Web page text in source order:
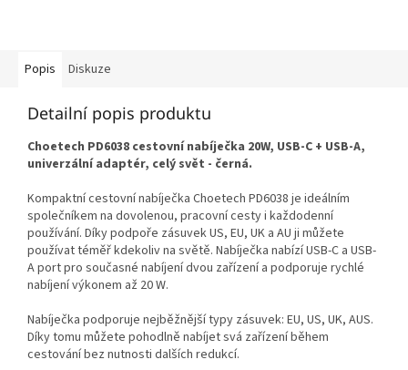
Popis Diskuze
Detailní popis produktu
Choetech PD6038 cestovní nabíječka 20W, USB-C + USB-A,
univerzální adaptér, celý svět - černá.
Kompaktní cestovní nabíječka Choetech PD6038 je ideálním
společníkem na dovolenou, pracovní cesty i každodenní
používání. Díky podpoře zásuvek US, EU, UK a AU ji můžete
používat téměř kdekoliv na světě. Nabíječka nabízí USB-C a USB-
A port pro současné nabíjení dvou zařízení a podporuje rychlé
nabíjení výkonem až 20 W.
Nabíječka podporuje nejběžnější typy zásuvek: EU, US, UK, AUS.
Díky tomu můžete pohodlně nabíjet svá zařízení během
cestování bez nutnosti dalších redukcí.